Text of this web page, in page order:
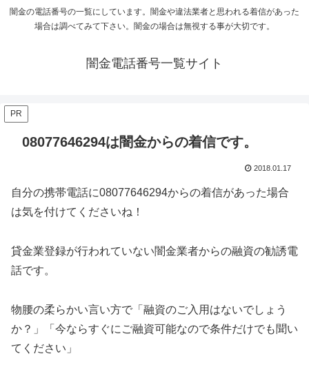
闇金の電話番号の一覧にしています。闇金や違法業者と思われる着信があった
場合は調べてみて下さい。闇金の場合は無視する事が大切です。
闇金電話番号一覧サイト
PR
08077646294は闇金からの着信です。
2018.01.17
自分の携帯電話に08077646294からの着信があった場合
は気を付けてくださいね！
貸金業登録が行われていない闇金業者からの融資の勧誘電
話です。
物腰の柔らかい言い方で「融資のご入用はないでしょう
か？」「今ならすぐにご融資可能なので条件だけでも聞い
てください」